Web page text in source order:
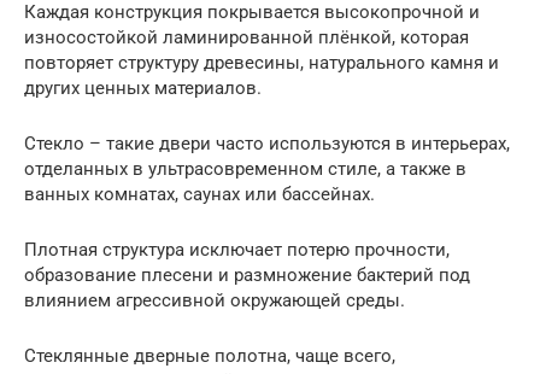
Каждая конструкция покрывается высокопрочной и
износостойкой ламинированной плёнкой, которая
повторяет структуру древесины, натурального камня и
других ценных материалов.
Стекло – такие двери часто используются в интерьерах,
отделанных в ультрасовременном стиле, а также в
ванных комнатах, саунах или бассейнах.
Плотная структура исключает потерю прочности,
образование плесени и размножение бактерий под
влиянием агрессивной окружающей среды.
Стеклянные дверные полотна, чаще всего,